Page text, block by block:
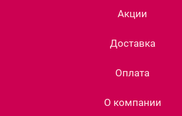
Акции
Доставка
Оплата
О компании